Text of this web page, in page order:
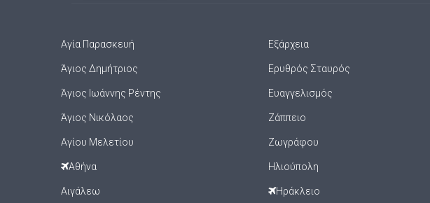
Αγία Παρασκευή
Άγιος Δημήτριος
Άγιος Ιωάννης Ρέντης
Άγιος Νικόλαος
Αγίου Μελετίου
Αθήνα
Αιγάλεω
Εξάρχεια
Ερυθρός Σταυρός
Ευαγγελισμός
Ζάππειο
Ζωγράφου
Ηλιούπολη
Ηράκλειο